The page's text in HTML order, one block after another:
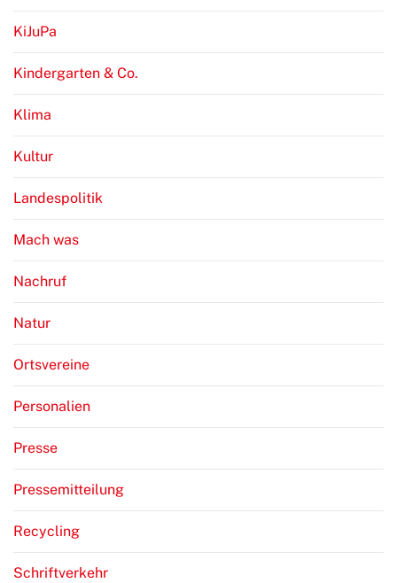
KiJuPa
Kindergarten & Co.
Klima
Kultur
Landespolitik
Mach was
Nachruf
Natur
Ortsvereine
Personalien
Presse
Pressemitteilung
Recycling
Schriftverkehr